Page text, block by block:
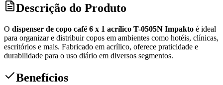
Descrição do Produto
O dispenser de copo café 6 x 1 acrílico T-0505N Impakto é ideal
para organizar e distribuir copos em ambientes como hotéis, clínicas,
escritórios e mais. Fabricado em acrílico, oferece praticidade e
durabilidade para o uso diário em diversos segmentos.
Benefícios